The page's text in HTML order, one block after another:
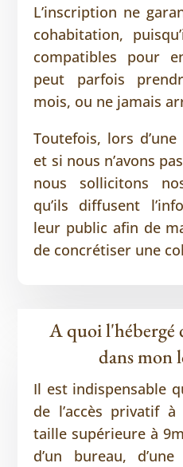
L’inscription ne
cohabitation,
compatibles pour
peut parfois
mois, ou ne jamais
Toutefois, lors
et si nous n’avons
nous sollicitons
qu’ils diffusent
leur public afin de
de concrétiser une
A quoi l'hébergé
dans mon
Il est indispensable
de l’accès privatif à
taille supérieure à
d’un bureau,